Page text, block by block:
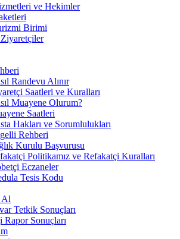
ve Hekimler
Birimi
Randevu Alınır
Saatleri ve Kuralları
Muayene Olurum?
Saatleri
Hakları ve Sorumlulukları
Rehberi
Kurulu Başvurusu
Politikamız ve Refakatçi Kuralları
Eczaneler
Tesis Kodu
Al
Tetkik Sonuçları
Rapor Sonuçları